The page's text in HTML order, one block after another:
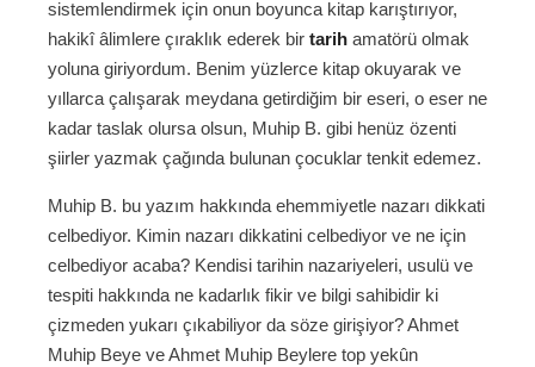
sistemlendirmek için onun boyunca kitap karıştırıyor,
hakikî âlimlere çıraklık ederek bir tarih amatörü olmak
yoluna giriyordum. Benim yüzlerce kitap okuyarak ve
yıllarca çalışarak meydana getirdiğim bir eseri, o eser ne
kadar taslak olursa olsun, Muhip B. gibi henüz özenti
şiirler yazmak çağında bulunan çocuklar tenkit edemez.
Muhip B. bu yazım hakkında ehemmiyetle nazarı dikkati
celbediyor. Kimin nazarı dikkatini celbediyor ve ne için
celbediyor acaba? Kendisi tarihin nazariyeleri, usulü ve
tespiti hakkında ne kadarlık fikir ve bilgi sahibidir ki
çizmeden yukarı çıkabiliyor da söze girişiyor? Ahmet
Muhip Beye ve Ahmet Muhip Beylere top yekûn